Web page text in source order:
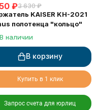
₽3 630 ₽
KAISER KH-2021
полотенца "кольцо"
В наличии
В корзину
Купить в 1 клик
Запрос счета для юрлиц